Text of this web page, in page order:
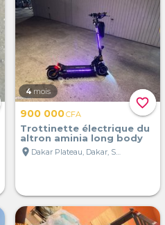
favorite_border
4 mois
900 000CFA
Trottinette électrique du
altron aminia long body
location_on
Dakar Plateau, Dakar, Sénégal